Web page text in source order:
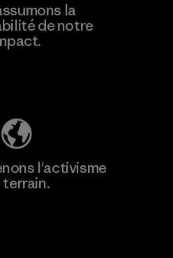
la
de notre
l'activisme
terrain.